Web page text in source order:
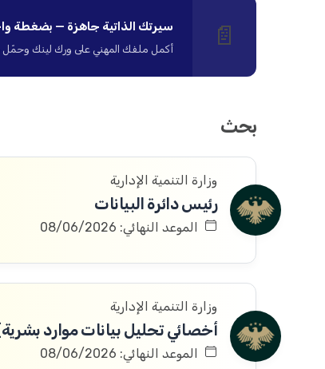
📄 سيرتك الذاتية جاهزة — بضغطة
أكمل ملفك المهني على ورك لينك وحمّل
بحث
وزارة التنمية الإدارية
رئيس دائرة البيانات
الموعد النهائي: 08/06/2026
وزارة التنمية الإدارية
أخصائي تحليل بيانات موارد
الموعد النهائي: 08/06/2026